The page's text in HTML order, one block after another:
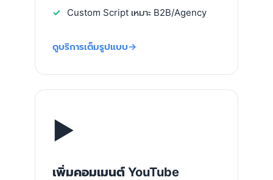
Custom Script เหมาะ B2B/Agency
ดูบริการเต็มรูปแบบ
▶️
เพิ่มคอมเมนต์ YouTube